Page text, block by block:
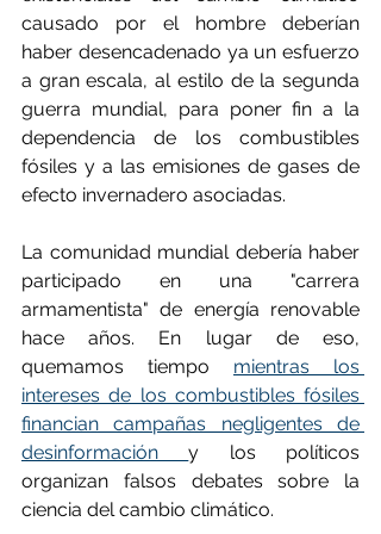
causado por el hombre deberían
haber desencadenado ya un esfuerzo
a gran escala, al estilo de la segunda
guerra mundial, para poner fin a la
dependencia de los combustibles
fósiles y a las emisiones de gases de
efecto invernadero asociadas.
La comunidad mundial debería haber
participado en una "carrera
armamentista" de energía renovable
hace años. En lugar de eso,
quemamos tiempo mientras los
intereses de los combustibles fósiles
financian campañas negligentes de
desinformación y los políticos
organizan falsos debates sobre la
ciencia del cambio climático.